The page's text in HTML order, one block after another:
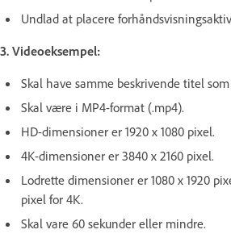
Undlad at placere
3. Videoeksempel:
Skal have samme beskrivende titel
Skal være i MP4-format (.mp4).
HD-dimensioner er 1920 x 1080 pixel.
4K-dimensioner er 3840 x 2160 pixel.
Lodrette dimensioner er 1080 x 1920
pixel for 4K.
Skal vare 60 sekunder eller mindre.